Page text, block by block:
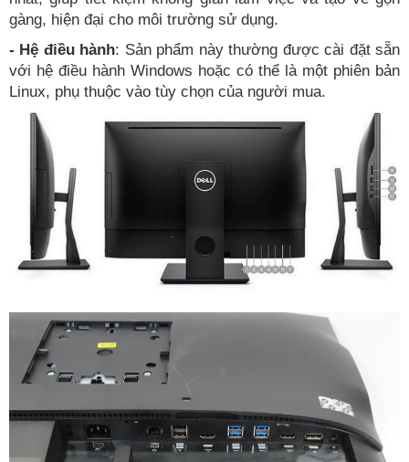
gàng, hiện đại cho môi trường sử dụng.
- Hệ điều hành: Sản phẩm này thường được cài đặt sẵn
với hệ điều hành Windows hoặc có thể là một phiên bản
Linux, phụ thuộc vào tùy chọn của người mua.